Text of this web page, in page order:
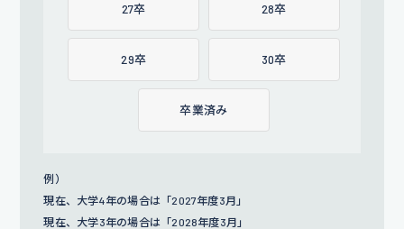
27卒 28卒
29卒 30卒
卒業済み
例）
現在、大学4年の場合は「2027年度3月」
現在、大学3年の場合は「2028年度3月」